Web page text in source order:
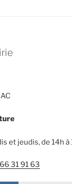
et jeudis, de 14h à
31 91 63